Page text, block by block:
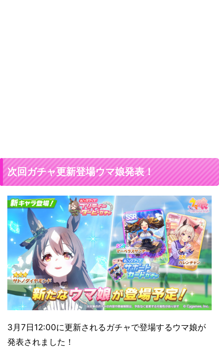
次回ガチャ更新登場ウマ娘発表！
3月7日12:00に更新されるガチャで登場するウマ娘が
発表されました！